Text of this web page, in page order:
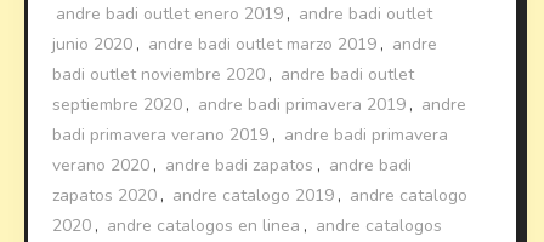
andre badi outlet enero 2019 , andre badi outlet
junio 2020 , andre badi outlet marzo 2019 , andre
badi outlet noviembre 2020 , andre badi outlet
septiembre 2020 , andre badi primavera 2019 , andre
badi primavera verano 2019 , andre badi primavera
verano 2020 , andre badi zapatos , andre badi
zapatos 2020 , andre catalogo 2019 , andre catalogo
2020 , andre catalogos en linea , andre catalogos